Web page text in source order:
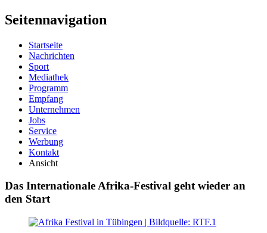
Seitennavigation
Startseite
Nachrichten
Sport
Mediathek
Programm
Empfang
Unternehmen
Jobs
Service
Werbung
Kontakt
Ansicht
Das Internationale Afrika-Festival geht wieder an
den Start